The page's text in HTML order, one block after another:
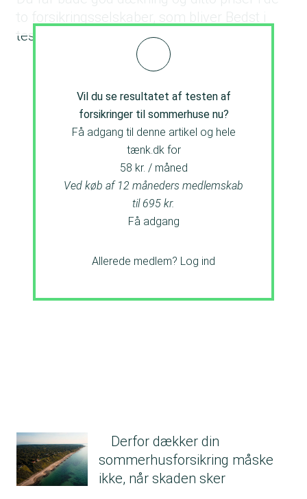
to forsikringsselskaber, som bliver Bedst i
test.
Vil du se resultatet af testen af
forsikringer til sommerhuse nu?
Få adgang til denne artikel og hele
tænk.dk for
58 kr. / måned
Ved køb af 12 måneders medlemskab
til 695 kr.
Få adgang
Allerede medlem? Log ind
Derfor dækker din
sommerhusforsikring måske
ikke, når skaden sker